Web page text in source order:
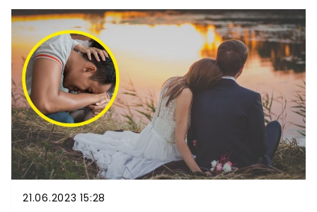
społecznościowych. W jednym z wywiadów
opowiedziała, jak wygląda jej codzienność. Żona
Araba trudni się funkcją gospodyni domowej, a jej
hobby jest wydawanie pieniędzy męża. Godne
pozazdroszczenia?
21.06.2023 15:28